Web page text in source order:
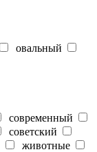
овальный
современный
советский
животные